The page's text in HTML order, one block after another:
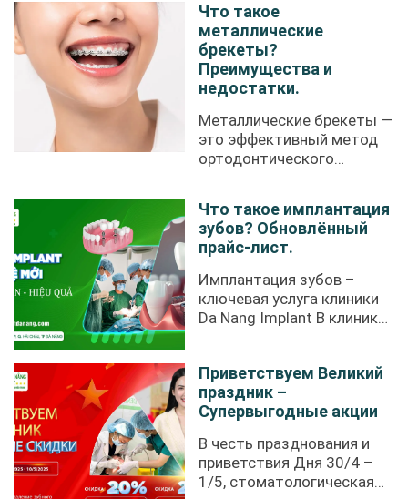
Что такое
металлические
брекеты?
Преимущества и
недостатки.
Металлические брекеты —
это эффективный метод
ортодонтического
Что такое имплантация
зубов? Обновлённый
прайс-лист.
Имплантация зубов –
ключевая услуга клиники
Da Nang Implant В клинике
Приветствуем Великий
праздник –
Супервыгодные акции
В честь празднования и
приветствия Дня 30/4 –
1/5, стоматологическая